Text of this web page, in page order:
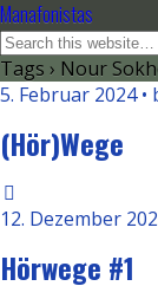
Manafonistas
Tags › Nour
5. Februar 2024
(Hör)Wege
12. Dezember
Hörwege #1